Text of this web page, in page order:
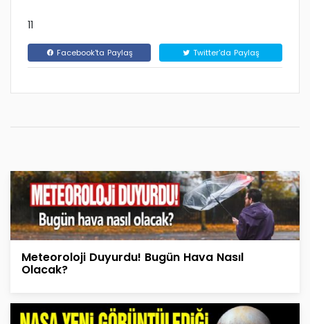
11
Facebook'ta Paylaş Twitter'da Paylaş
Meteoroloji Duyurdu! Bugün Hava Nasıl
Olacak?